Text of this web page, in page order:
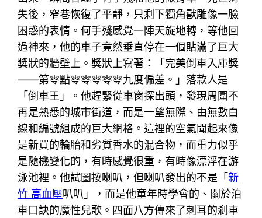
失後，窄巷恢復了平靜，只剩下獨角獸雕像一臉
困惑的表情。何手殘感覺一陣天旋地轉，等他回
過神來，他的車子竟然垂直停在一個貼滿了巨大
獎狀的牆壁上。獎狀上寫著：「完美倒車入庫獎
——第零點零零零零零九度偏差。」落款人是
「倒車王」。他趕緊從車窗探出頭，發現周圍不
再是熟悉的城市街道，而是一望無際、由無數白
線和編號組成的巨大網格。這裡的空氣聞起來像
是新買的輪胎和劣質香水的混合物，而重力似乎
是隨機變化的，有時感覺很重，有時像漂浮在游
泳池裡。他試圖按喇叭，但喇叭發出的不是「新
竹 高血壓叭叭」，而是他童年時學會的、關於泊
車口訣的魔性兒歌。四面八方傳來了刺耳的剎車